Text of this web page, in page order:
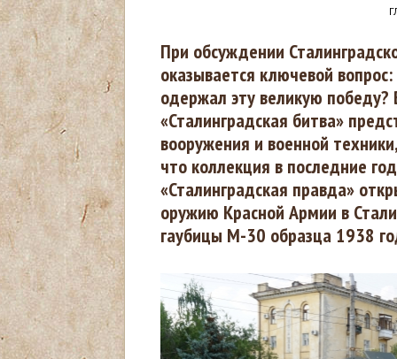
В
ы
з
д
е
ь
При обсуждении
оказывается ключевой
одержал эту великую
«Сталинградская битва»
вооружения и военной
что коллекция в последние
«Сталинградская правда»
оружию Красной Армии в
гаубицы М-30 образца 1938